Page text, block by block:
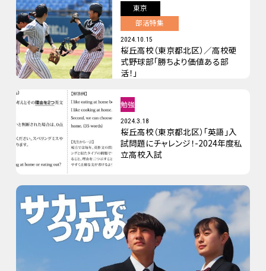
東京
部活特集
2024.10.15
桜丘高校（東京都北区）／高校硬
式野球部「勝ちより価値ある部
活！」
勉強
2024.3.18
桜丘高校（東京都北区）「英語」入
試問題にチャレンジ！-2024年度私
立高校入試